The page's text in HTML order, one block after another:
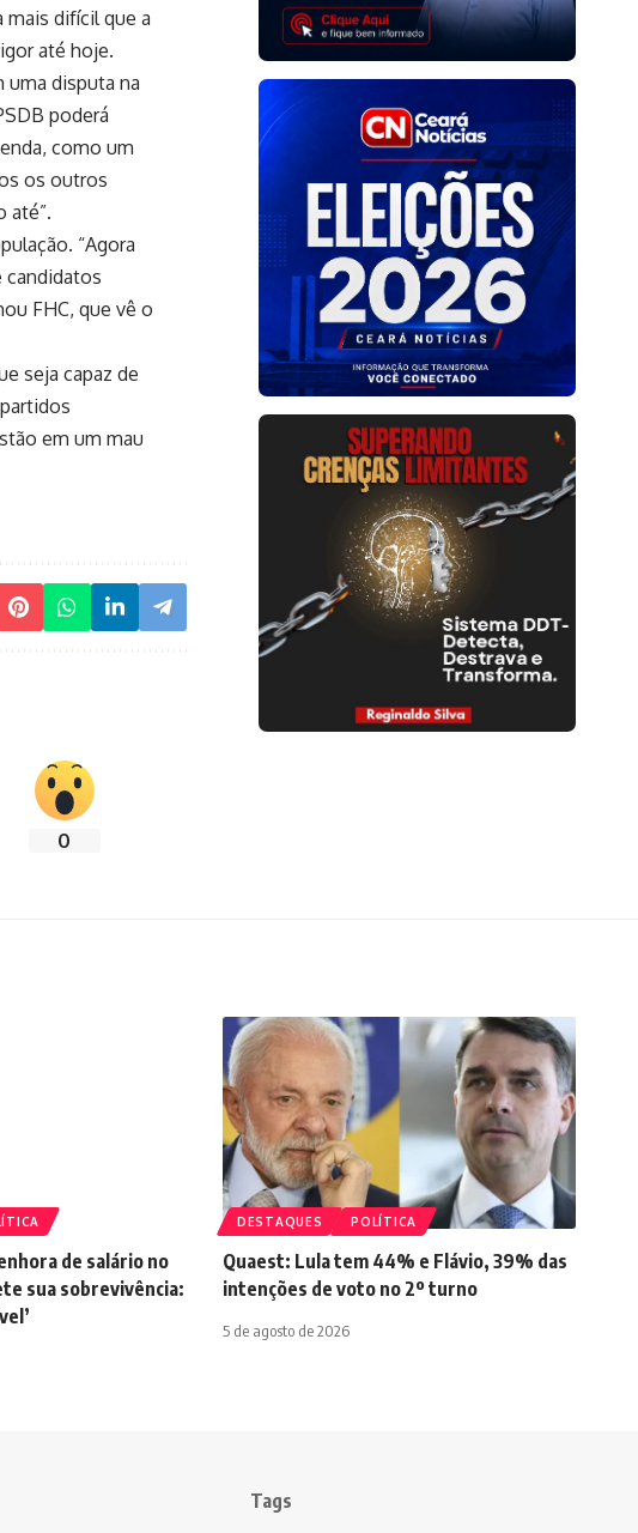
mais difícil que a
até hoje.
uma disputa na
poderá
como um
os outros
até”.
“Agora
candidatos
FHC, que vê o
seja capaz de
em um mau
0
de salário no
sua sobrevivência:
DESTAQUES POLÍTICA
Quaest: Lula tem 44% e Flávio, 39% das
intenções de voto no 2º turno
5 de agosto de 2026
Tags